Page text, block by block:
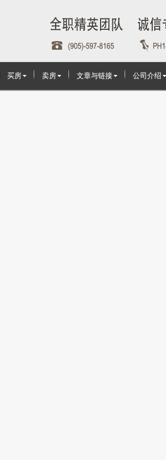
买房 卖房 文章与链接 公司介绍